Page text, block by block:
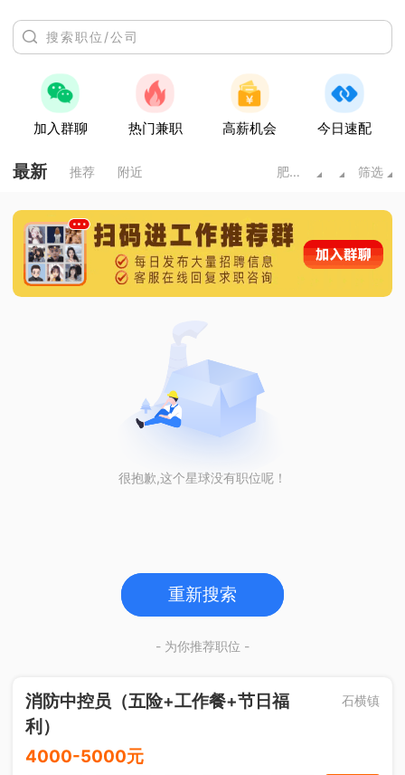
加入群聊 热门兼职 高薪机会 今日速配
最新 推荐 附近 肥城市 筛选
很抱歉,这个星球没有职位呢！
重新搜索
- 为你推荐职位 -
消防中控员（五险+工作餐+节日福
利）
石横镇
4000-5000元